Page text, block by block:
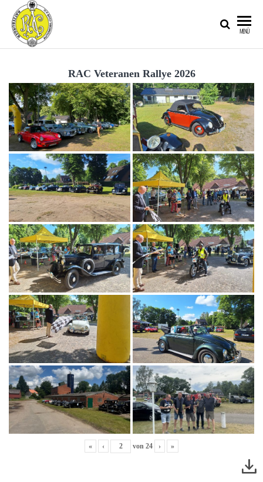
AUTOMOBIL-
CLUB IM
ADAC E.V.
MENÜ
RAC Veteranen Rallye 2026
« ‹ von 24 › »